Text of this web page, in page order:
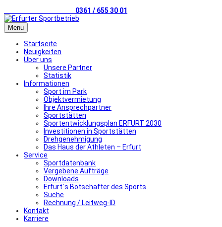
0361 / 655 30 01
Menu
Startseite
Neuigkeiten
Über uns
Unsere Partner
Statistik
Informationen
Sport im Park
Objektvermietung
Ihre Ansprechpartner
Sportstätten
Sportentwicklungsplan ERFURT 2030
Investitionen in Sportstätten
Drehgenehmigung
Das Haus der Athleten – Erfurt
Service
Sportdatenbank
Vergebene Aufträge
Downloads
Erfurt´s Botschafter des Sports
Suche
Rechnung / Leitweg-ID
Kontakt
Karriere